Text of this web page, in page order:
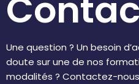
Une question ? Un besoin
doute sur une de nos
modalités ? Contactez-